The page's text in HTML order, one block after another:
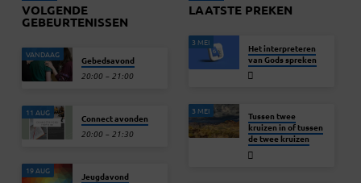
VOLGENDE
GEBEURTENISSEN
VANDAAG Gebedsavond
20:00 – 21:00
11 AUG Connect avonden
20:00 – 21:30
19 AUG Jeugdavond
LAATSTE PREKEN
3 MEI
Het interpreteren
van Gods spreken
3 MEI
Tussen twee
kruizen in of tussen
de twee kruizen